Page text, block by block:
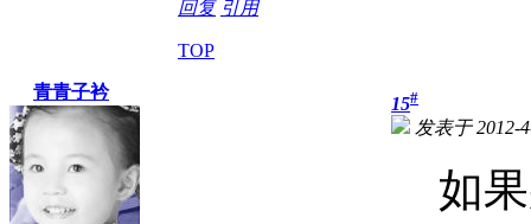
回复 引用
TOP
青青子衿
15#
发表于 2012-
如